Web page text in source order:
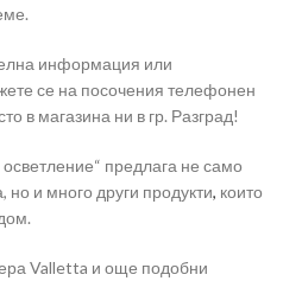
информация или
се на посочения телефонен
в магазина ни в гр. Разград!
предлага не само
и много други продукти, които
Valletta и още подобни